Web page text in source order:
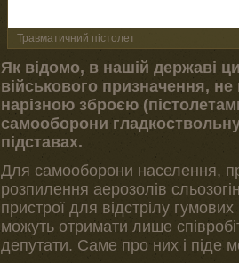
Травматичний пістолет
Як відомо, в нашій державі
військового призначення,
нарізною зброєю
самооборони
підставах.
Для самооборони населення,
розпилення аерозолів
пристрої для відстрілу
можуть отримати лише
депутати. Саме про них і піде